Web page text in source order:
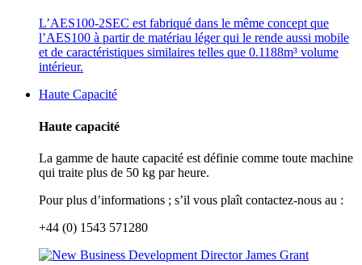
L’AES100-2SEC est fabriqué dans le même concept que
l’AES100 à partir de matériau léger qui le rende aussi mobile
et de caractéristiques similaires telles que 0.1188m³ volume
intérieur.
Haute Capacité
Haute capacité
La gamme de haute capacité est définie comme toute machine
qui traite plus de 50 kg par heure.
Pour plus d’informations ; s’il vous plaît contactez-nous au :
+44 (0) 1543 571280